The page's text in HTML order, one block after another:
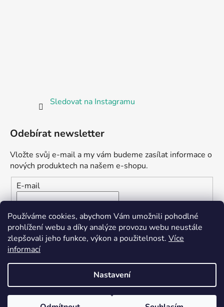
Používáme cookies, abychom Vám umožnili pohodlné
prohlížení webu a díky analýze provozu webu neustále
zlepšovali jeho funkce, výkon a použitelnost. Více
informací
Nastavení
Sledovat na Instagramu
Odebírat newsletter
Vložte svůj e-mail a my vám budeme zasílat informace o
nových produktech na našem e-shopu.
E-mail
Vložením e-mailu souhlasíte s
podmínkami ochrany
osobních údajů
PŘIHLÁSIT SE
Vytvořil Shoptet